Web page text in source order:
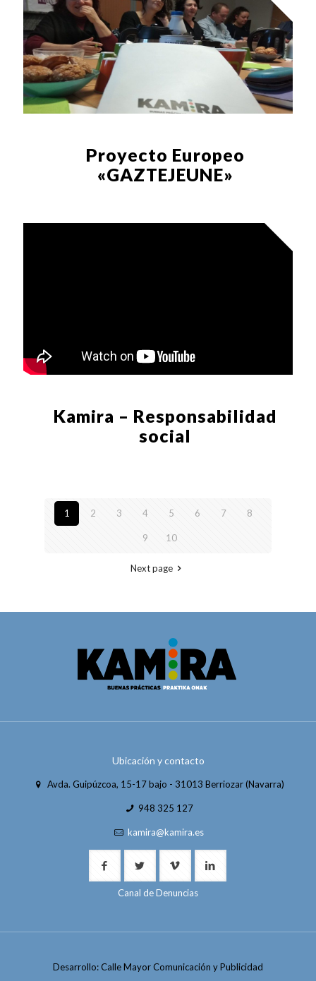
Proyecto Europeo
«GAZTEJEUNE»
Kamira – Responsabilidad
social
1 2 3 4 5 6 7 8
9 10
Next page
Ubicación y contacto
Avda. Guipúzcoa, 15-17 bajo - 31013 Berriozar (Navarra)
948 325 127
kamira@kamira.es
Canal de Denuncias
Desarrollo: Calle Mayor Comunicación y Publicidad